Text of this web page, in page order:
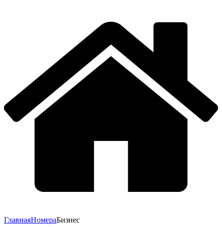
ГлавнаяНомераБизнес